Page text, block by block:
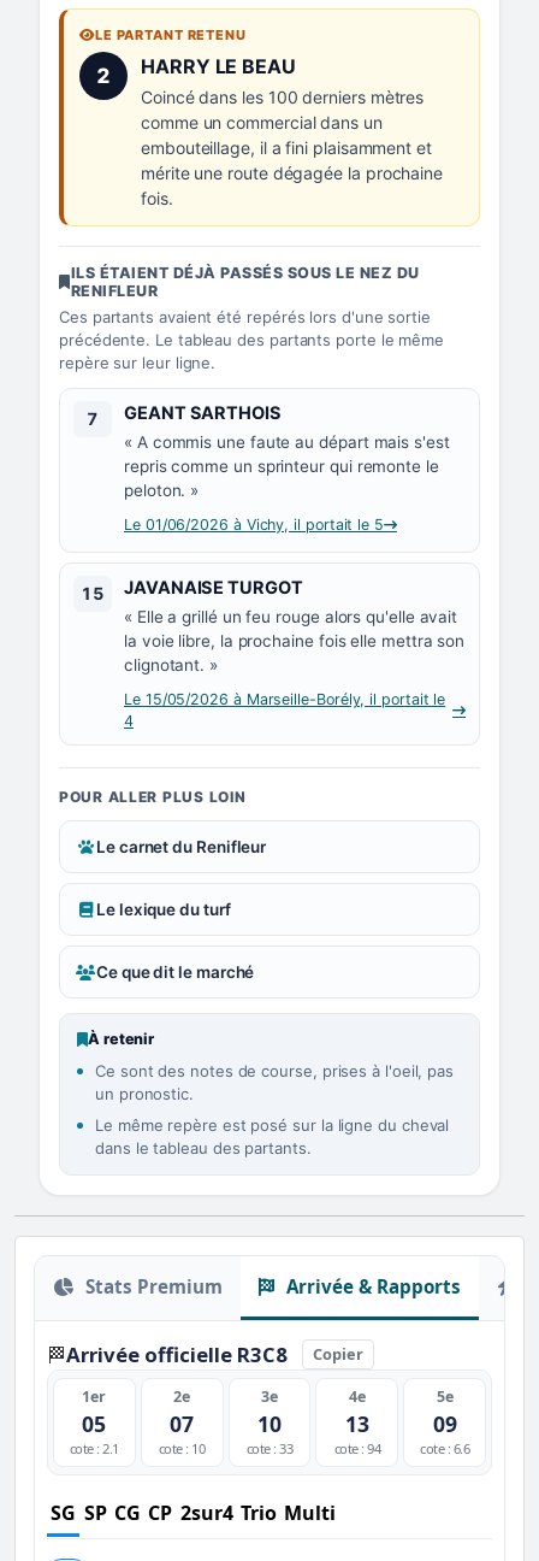
LE PARTANT RETENU
2 Numéro 2 :
HARRY LE BEAU
Coincé dans les 100 derniers mètres
comme un commercial dans un
embouteillage, il a fini plaisamment et
mérite une route dégagée la prochaine
fois.
ILS ÉTAIENT DÉJÀ PASSÉS SOUS LE NEZ DU
RENIFLEUR
Ces partants avaient été repérés lors d'une sortie
précédente. Le tableau des partants porte le même
repère sur leur ligne.
7 Numéro 7 :
GEANT SARTHOIS
« A commis une faute au départ mais s'est
repris comme un sprinteur qui remonte le
peloton. »
Le 01/06/2026 à Vichy, il portait le 5
15 Numéro 15 :
JAVANAISE TURGOT
« Elle a grillé un feu rouge alors qu'elle avait
la voie libre, la prochaine fois elle mettra son
clignotant. »
Le 15/05/2026 à Marseille-Borély, il portait le
4
POUR ALLER PLUS LOIN
Le carnet du Renifleur
Le lexique du turf
Ce que dit le marché
À retenir
Ce sont des notes de course, prises à l'oeil, pas
un pronostic.
Le même repère est posé sur la ligne du cheval
dans le tableau des partants.
Stats Premium Arrivée & Rapports
🏁Arrivée officielle R3C8 Copier
1er
05
cote : 2.1
2e
07
cote : 10
3e
10
cote : 33
4e
13
cote : 94
5e
09
cote : 6.6
SG SP CG CP 2sur4 Trio Multi